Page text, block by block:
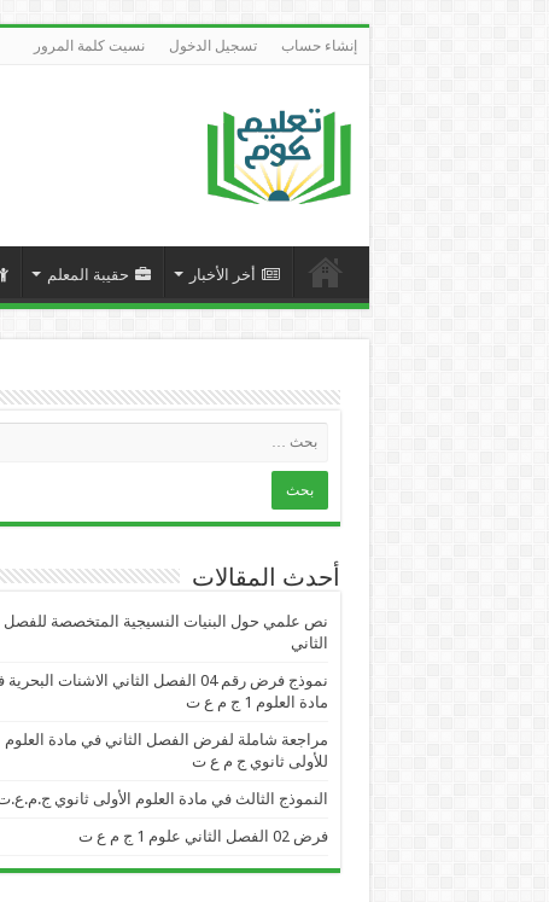
إنشاء حساب تسجيل الدخول نسيت كلمة المرور
أخر الأخبار حقيبة المعلم
أحدث المقالات
نص علمي حول البنيات النسيجية المتخصصة للفصل
الثاني
نموذج فرض رقم 04 الفصل الثاني الاشنات
مادة العلوم 1 ج م ع ت
مراجعة شاملة لفرض الفصل الثاني في مادة العلوم
للأولى ثانوي ج م ع ت
النموذج الثالث في مادة العلوم الأولى ثانوي
فرض 02 الفصل الثاني علوم 1 ج م ع ت